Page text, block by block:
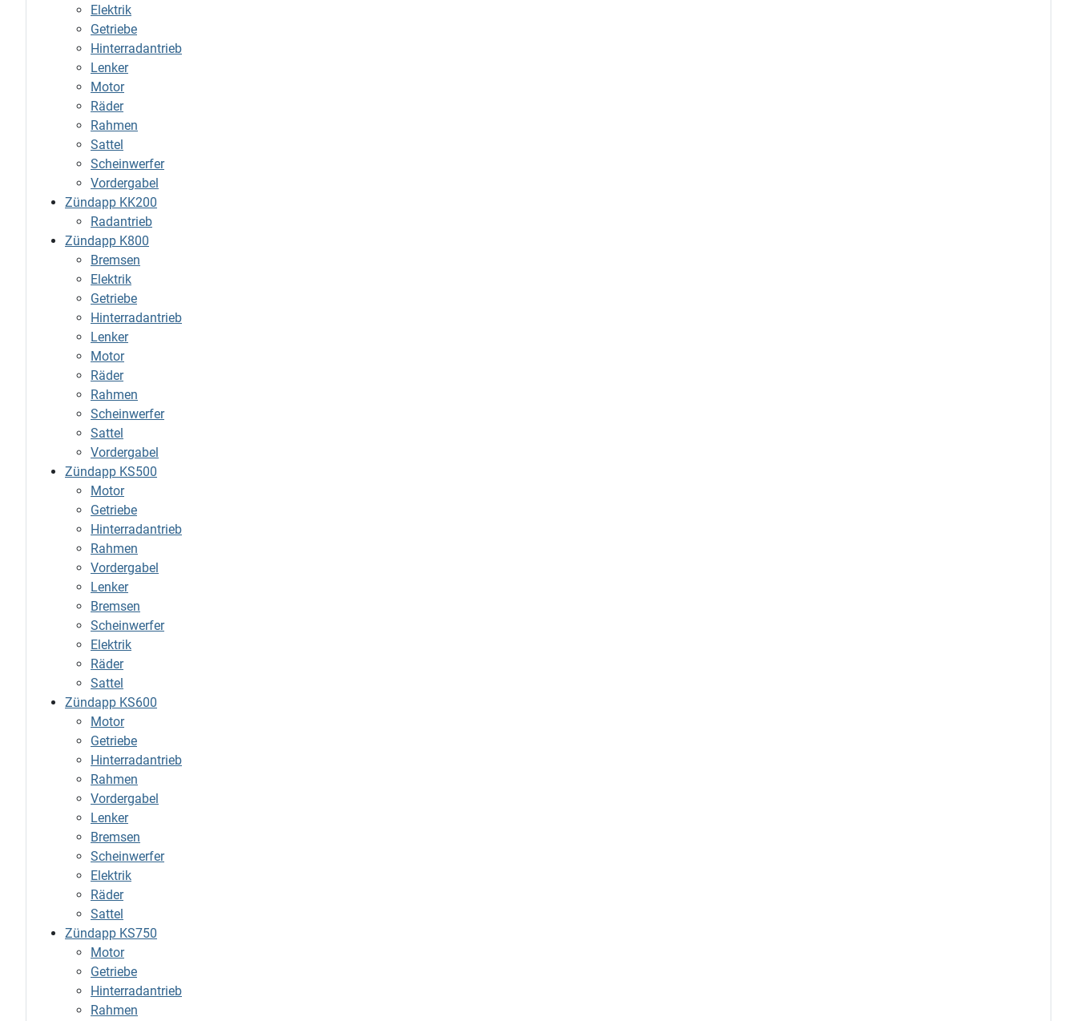
Elektrik
Getriebe
Hinterradantrieb
Lenker
Motor
Räder
Rahmen
Sattel
Scheinwerfer
Vordergabel
Zündapp KK200
Radantrieb
Zündapp K800
Bremsen
Elektrik
Getriebe
Hinterradantrieb
Lenker
Motor
Räder
Rahmen
Scheinwerfer
Sattel
Vordergabel
Zündapp KS500
Motor
Getriebe
Hinterradantrieb
Rahmen
Vordergabel
Lenker
Bremsen
Scheinwerfer
Elektrik
Räder
Sattel
Zündapp KS600
Motor
Getriebe
Hinterradantrieb
Rahmen
Vordergabel
Lenker
Bremsen
Scheinwerfer
Elektrik
Räder
Sattel
Zündapp KS750
Motor
Getriebe
Hinterradantrieb
Rahmen